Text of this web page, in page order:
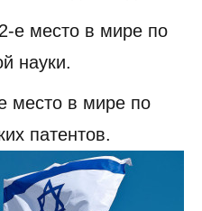
е место в мире по
науки.
место в мире по
патентов.